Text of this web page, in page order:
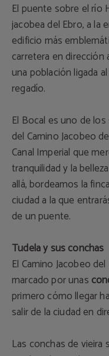
El puente sobre el río
jacobea del Ebro, a la
edificio más
carretera en dirección
una población ligada
regadío.
El Bocal es uno de
del Camino Jacobeo
Canal Imperial que
tranquilidad y la
allá, bordeamos la
ciudad a la que
de un puente.
Tudela y sus conchas
El Camino Jacobeo
marcado por unas
primero cómo llegar
salir de la ciudad en
Las conchas de vieira